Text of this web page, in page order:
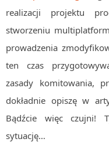
realizacji projektu
stworzeniu
prowadzenia
ten czas
zasady komitowania,
dokładnie opiszę w
Bądźcie więc czujni!
sytuację…